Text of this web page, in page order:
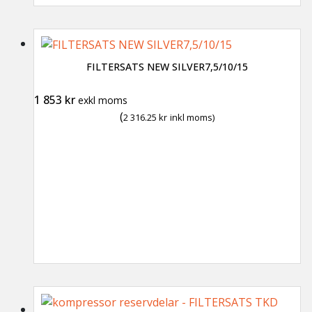
FILTERSATS NEW SILVER7,5/10/15
1 853 kr exkl moms
(2 316.25 kr inkl moms)